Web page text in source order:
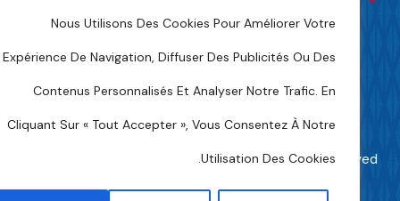
Nous Utilisons Des Cookies Pour Améliorer Votre
Expérience De Navigation, Diffuser Des Publicités Ou Des
Contenus Personnalisés Et Analyser Notre Trafic. En
Cliquant Sur « Tout Accepter », Vous Consentez À Notre
Utilisation Des Cookies.
FIPA-Tunisia 2024. All Rights And Photo Credits Reserved